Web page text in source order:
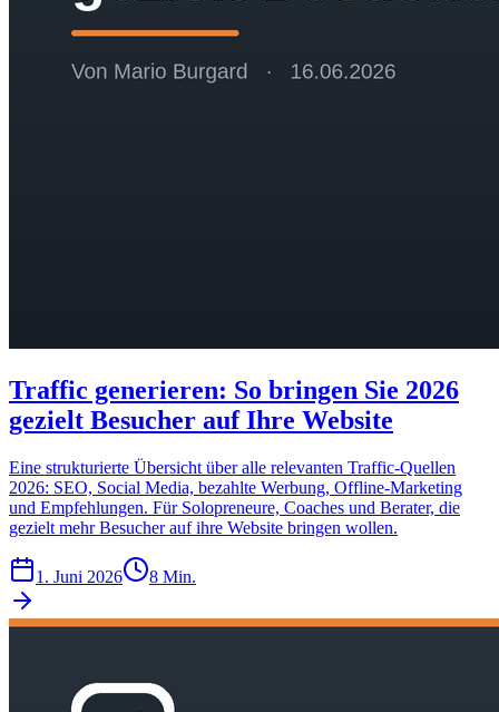
Traffic generieren: So bringen Sie 2026
gezielt Besucher auf Ihre Website
Eine strukturierte Übersicht über alle relevanten Traffic-Quellen
2026: SEO, Social Media, bezahlte Werbung, Offline-Marketing
und Empfehlungen. Für Solopreneure, Coaches und Berater, die
gezielt mehr Besucher auf ihre Website bringen wollen.
1. Juni 2026 8 Min.